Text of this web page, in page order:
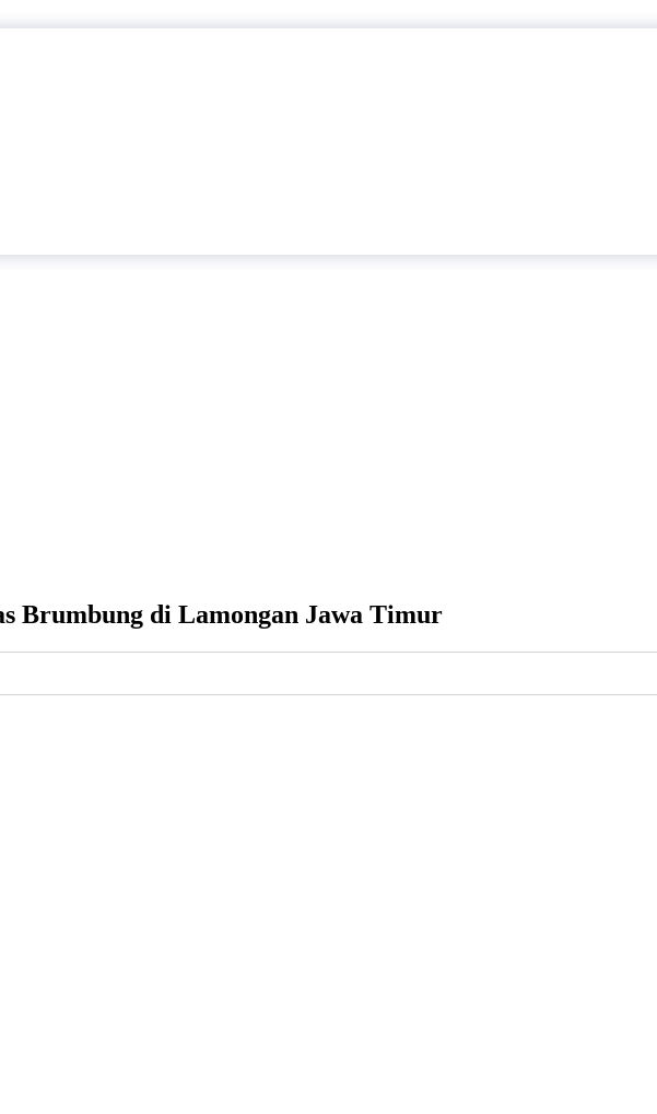
Brumbung di Lamongan Jawa Timur